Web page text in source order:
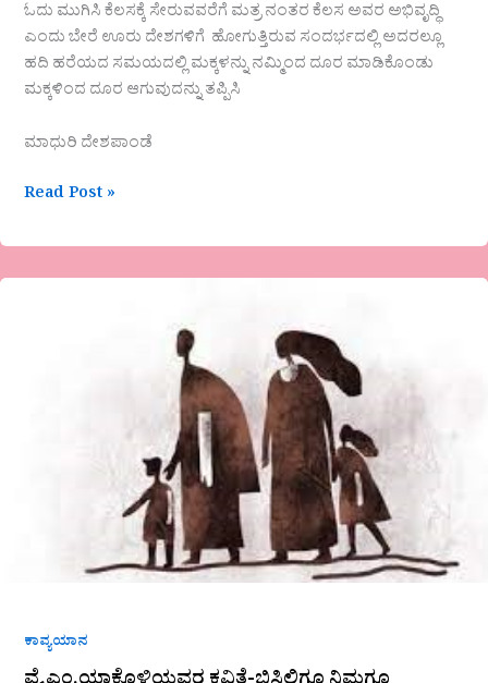
ಓದು ಮುಗಿಸಿ ಕೆಲಸಕ್ಕೆ ಸೇರುವವರೆಗೆ ಮತ್ರ ನಂತರ ಕೆಲಸ ಅವರ ಅಭಿವೃದ್ಧಿ
ಎಂದು ಬೇರೆ ಊರು ದೇಶಗಳಿಗೆ ಹೋಗುತ್ತಿರುವ ಸಂದರ್ಭದಲ್ಲಿ ಅದರಲ್ಲೂ
ಹದಿ ಹರೆಯದ ಸಮಯದಲ್ಲಿ ಮಕ್ಕಳನ್ನು ನಮ್ಮಿಂದ ದೂರ ಮಾಡಿಕೊಂಡು
ಮಕ್ಕಳಿಂದ ದೂರ ಆಗುವುದನ್ನು ತಪ್ಪಿಸಿ
ಮಾಧುರಿ ದೇಶಪಾಂಡೆ
Read Post »
ಕಾವ್ಯಯಾನ